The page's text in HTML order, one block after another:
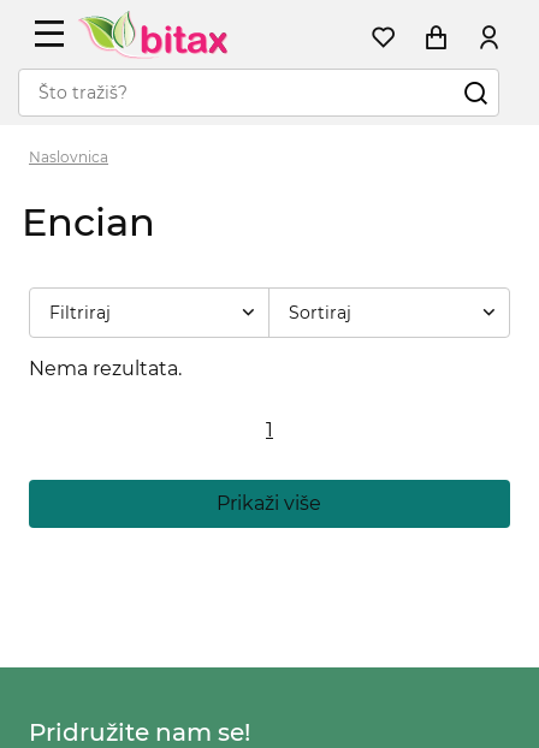
Naslovnica
Encian
Filtriraj Sortiraj
Nema rezultata.
1
Prikaži više
Pridružite nam se!